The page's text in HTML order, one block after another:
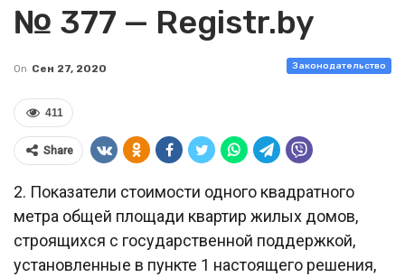
№ 377 — Registr.by
Законодательство
On Сен 27, 2020
411
Share
2. Показатели стоимости одного квадратного
метра общей площади квартир жилых домов,
строящихся с государственной поддержкой,
установленные в пункте 1 настоящего решения,